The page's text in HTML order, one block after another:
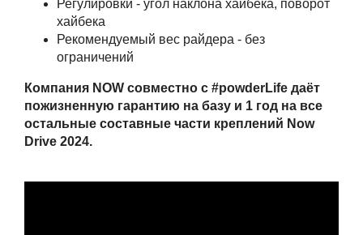
Регулировки - угол наклона хайбека, поворот
хайбека
Рекомендуемый вес райдера - без
ограничений
Компания NOW совместно с #powderLife даёт
пожизненную гарантию на базу и 1 год на все
остальные составные части креплений Now
Drive 2024.